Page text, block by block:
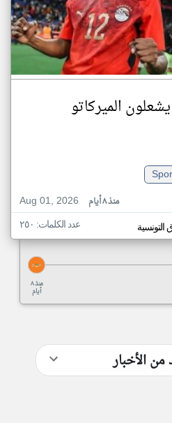
الميركاتو
Aug 01, 2026
منذ ٨ أيام
التونسية عدد الكلمات: ٢٥٠
منذ ٨
أيام
من الأخبار